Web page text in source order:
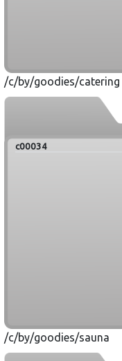
/c/by/goodies/catering
c00034
/c/by/goodies/sauna